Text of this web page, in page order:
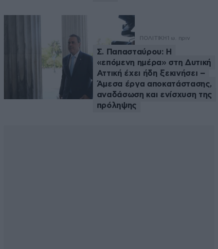
ΠΟΛΙΤΙΚΗ 1 ω. πριν
Σ. Παπασταύρου: Η
«επόμενη ημέρα» στη Δυτική
Αττική έχει ήδη ξεκινήσει –
Άμεσα έργα αποκατάστασης,
αναδάσωση και ενίσχυση της
πρόληψης